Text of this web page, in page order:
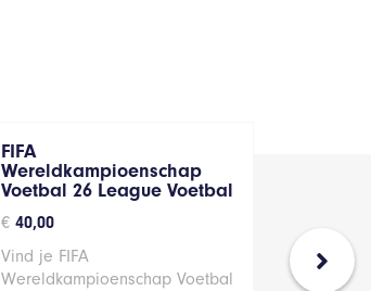
FIFA
Wereldkampioenschap
Voetbal 26 League Voetbal
€ 40,00
Vind je FIFA
Wereldkampioenschap Voetbal